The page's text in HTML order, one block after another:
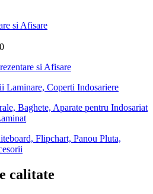
si Afisare
si Afisare
Laminare, Coperti Indosariere
Baghete, Aparate pentru Indosariat
Flipchart, Panou Pluta,
calitate